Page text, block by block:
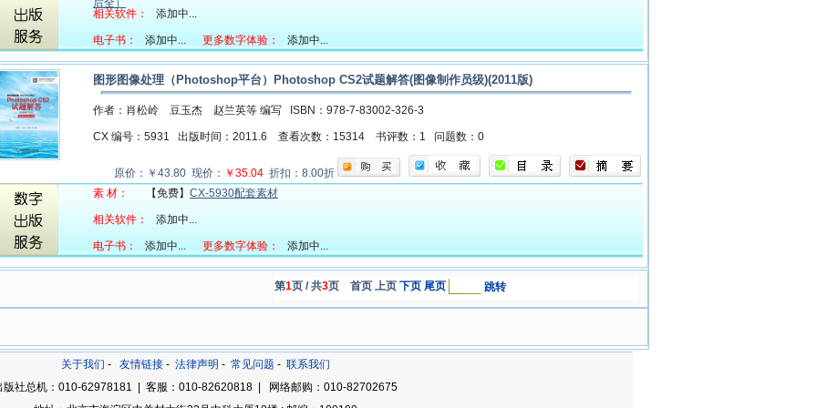
后全）
相关软件：
添加中...
电子书： 添加中... 更多数字体验： 添加中...
图形图像处理（Photoshop平台）Photoshop CS2试题解答(图像制作员级)(2011版)
作者：肖松岭 豆玉杰 赵兰英等 编写 ISBN：978-7-83002-326-3
CX 编号：5931 出版时间：2011.6 查看次数：15314 书评数：1 问题数：0
原价：￥43.80 现价： ￥35.04 折扣：8.00折
素 材：
【免费】 CX-5930配套素材
相关软件： 添加中...
电子书： 添加中... 更多数字体验： 添加中...
第1页 / 共3页 首页 上页 下页 尾页 跳转
关于我们 - 友情链接- 法律声明 - 常见问题 - 联系我们
版社总机：010-62978181 | 客服：010-82620818 | 网络邮购：010-82702675